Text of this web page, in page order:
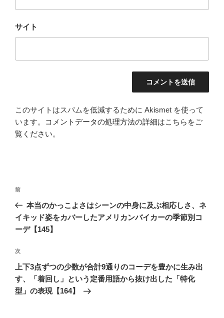
サイト
このサイトはスパムを低減するために Akismet を使って
います。
コメントデータの処理方法の詳細はこちらをご
覧ください。
投
ナ
ビ
ー
シ
ョ
ン
前
の
投
前
本当のかっこよさはシーンの中身に及ぶ相応しさ、ネ
イキッド姿をカバーしたアメリカンバイカーの季節別コ
ーデ【145】
次
の
投
稿
次
上下3点ずつの少数が合計9通りのコーデを豊かに生み出
す、「着回し」という定番用語から抜け出した「特化
型」の表現【164】